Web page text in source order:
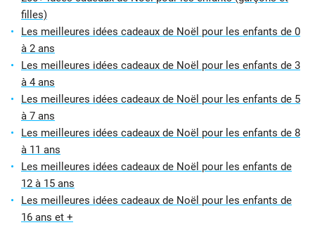
filles)
Les meilleures idées cadeaux de Noël pour les enfants de 0
à 2 ans
Les meilleures idées cadeaux de Noël pour les enfants de 3
à 4 ans
Les meilleures idées cadeaux de Noël pour les enfants de 5
à 7 ans
Les meilleures idées cadeaux de Noël pour les enfants de 8
à 11 ans
Les meilleures idées cadeaux de Noël pour les enfants de
12 à 15 ans
Les meilleures idées cadeaux de Noël pour les enfants de
16 ans et +